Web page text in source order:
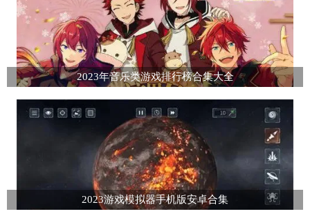
2023年音乐类游戏排行榜合集大全
2023游戏模拟器手机版安卓合集